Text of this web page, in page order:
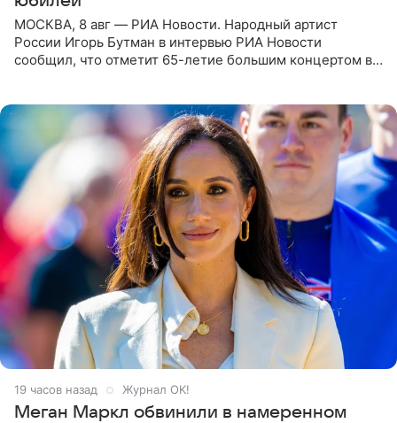
МОСКВА, 8 авг — РИА Новости. Народный артист
России Игорь Бутман в интервью РИА Новости
сообщил, что отметит 65-летие большим концертом в
19 часов назад Журнал OK!
Меган Маркл обвинили в намеренном